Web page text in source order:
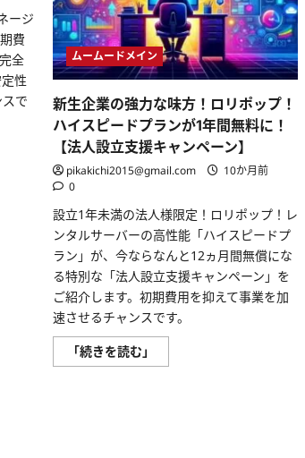
ージ
費
全
性
で
ムームードメイン
新生企業の強力な味方！ロリポップ！
ハイスピードプランが1年間無料に！
【法人設立支援キャンペーン】
pikakichi2015@gmail.com
10か月前
0
設立1年未満の法人様限定！ロリポップ！レ
ンタルサーバーの高性能「ハイスピードプ
ラン」が、今ならなんと12ヵ月間無償にな
る特別な「法人設立支援キャンペーン」を
ご紹介します。初期費用を抑えて事業を加
速させるチャンスです。
「続きを読む」
生